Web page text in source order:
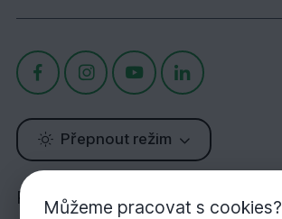
Přepnout režim
Potřebujete poradit?
Můžeme pracovat s cookies?